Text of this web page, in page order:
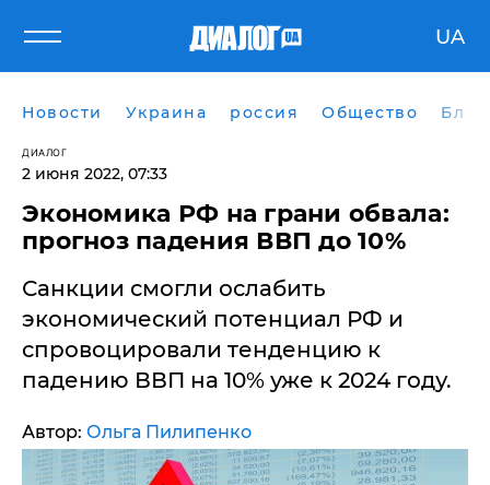
UA
Новости Украина россия Общество
ДИАЛОГ
2 июня 2022, 07:33
Экономика РФ на грани обвала:
прогноз падения ВВП до 10%
Санкции смогли ослабить
экономический потенциал РФ и
спровоцировали тенденцию к
падению ВВП на 10% уже к 2024 году.
Автор: Ольга Пилипенко